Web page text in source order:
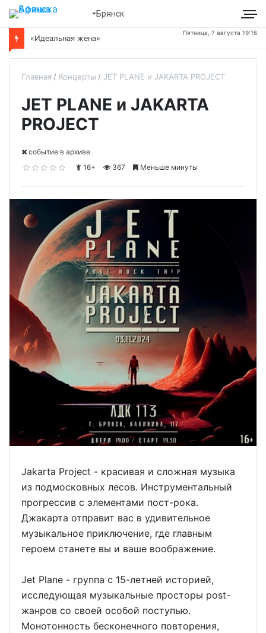
Брянск
«Идеальная жена»
Пятница, 7 августа 19:16
Главная Концерты JET PLANE и JAKARTA PROJECT
JET PLANE и JAKARTA
PROJECT
cобытие в архиве
16+
367 Меньше минуты
Jakarta Project - красивая и сложная музыка
из подмосковных лесов. Инструментальный
прогрессив с элементами пост-рока.
Джакарта отправит вас в удивительное
музыкальное приключение, где главным
героем станете вы и ваше воображение.
Jet Plane - группа с 15-летней историей,
исследующая музыкальные просторы post-
жанров со своей особой поступью.
Монотонность бесконечного повторения,